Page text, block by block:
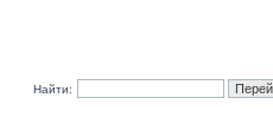
Найти: